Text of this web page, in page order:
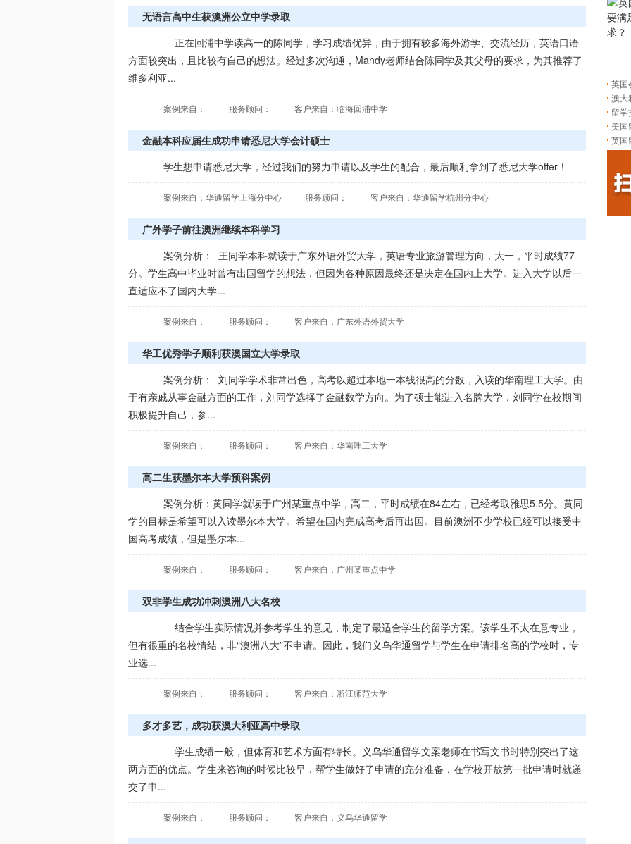
无语言高中生获澳洲公立中学录取
正在回浦中学读高一的陈同学，学习成绩优异，由于拥有较多海外游学、交流经历，英语口语
方面较突出，且比较有自己的想法。经过多次沟通，Mandy老师结合陈同学及其父母的要求，为其推荐了
维多利亚...
案例来自： 服务顾问： 客户来自：临海回浦中学
金融本科应届生成功申请悉尼大学会计硕士
学生想申请悉尼大学，经过我们的努力申请以及学生的配合，最后顺利拿到了悉尼大学offer！
案例来自：华通留学上海分中心 服务顾问： 客户来自：华通留学杭州分中心
广外学子前往澳洲继续本科学习
案例分析： 王同学本科就读于广东外语外贸大学，英语专业旅游管理方向，大一，平时成绩77
分。学生高中毕业时曾有出国留学的想法，但因为各种原因最终还是决定在国内上大学。进入大学以后一
直适应不了国内大学...
案例来自： 服务顾问： 客户来自：广东外语外贸大学
华工优秀学子顺利获澳国立大学录取
案例分析： 刘同学学术非常出色，高考以超过本地一本线很高的分数，入读的华南理工大学。由
于有亲戚从事金融方面的工作，刘同学选择了金融数学方向。为了硕士能进入名牌大学，刘同学在校期间
积极提升自己，参...
案例来自： 服务顾问： 客户来自：华南理工大学
高二生获墨尔本大学预科案例
案例分析：黄同学就读于广州某重点中学，高二，平时成绩在84左右，已经考取雅思5.5分。黄同
学的目标是希望可以入读墨尔本大学。希望在国内完成高考后再出国。目前澳洲不少学校已经可以接受中
国高考成绩，但是墨尔本...
案例来自： 服务顾问： 客户来自：广州某重点中学
双非学生成功冲刺澳洲八大名校
结合学生实际情况并参考学生的意见，制定了最适合学生的留学方案。该学生不太在意专业，
但有很重的名校情结，非“澳洲八大”不申请。因此，我们义乌华通留学与学生在申请排名高的学校时，专
业选...
案例来自： 服务顾问： 客户来自：浙江师范大学
多才多艺，成功获澳大利亚高中录取
学生成绩一般，但体育和艺术方面有特长。义乌华通留学文案老师在书写文书时特别突出了这
两方面的优点。学生来咨询的时候比较早，帮学生做好了申请的充分准备，在学校开放第一批申请时就递
交了申...
案例来自： 服务顾问： 客户来自：义乌华通留学
英国
澳大
留学
美国
英国